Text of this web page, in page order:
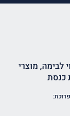
לבימה, מוצרי
כנסת